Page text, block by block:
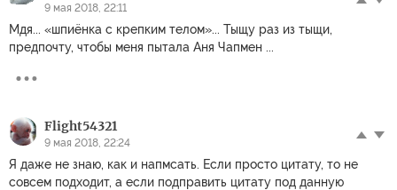
9 мая 2018, 22:11
Мдя... «шпиёнка с крепким телом»... Тыщу раз из тыщи,
предпочту, чтобы меня пытала Аня Чапмен ...
Flight54321
9 мая 2018, 22:24
Я даже не знаю, как и напмсать. Если просто цитату, то не
совсем подходит, а если подправить цитату под данную